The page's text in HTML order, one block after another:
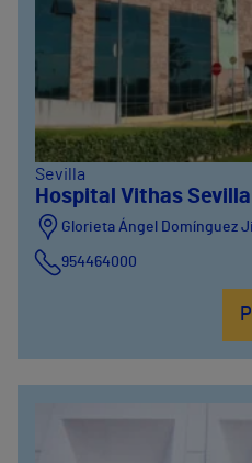
Sevilla
Hospital Vithas Sevilla
Glorieta Ángel Domínguez
954464000